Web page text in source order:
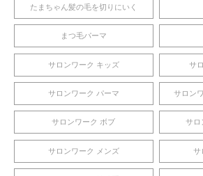
たまちゃん髪の毛を切りにいく
まつ毛パーマ
サロンワーク キッズ サ
サロンワーク パーマ サロン
サロンワーク ボブ サロ
サロンワーク メンズ サ